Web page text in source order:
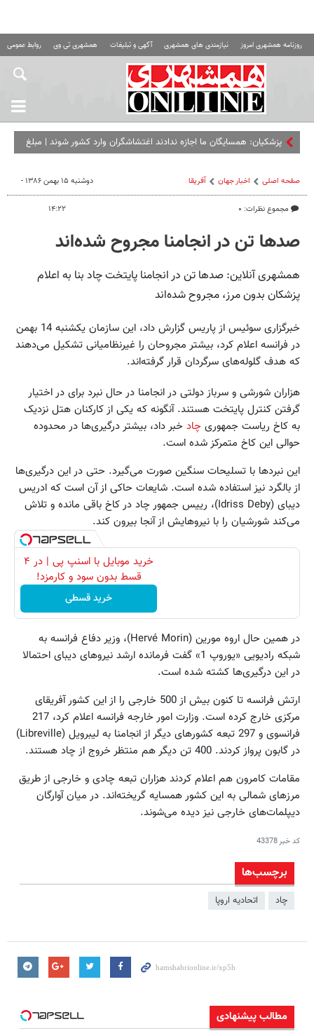
روزنامه همشهری امروز نیازمندی های همشهری آگهی و تبلیغات همشهری تی وی روابط عمومی
پزشکیان: همسایگان ما اجازه ندادند اغتشاشگران وارد کشور شوند | مبلغ
صفحه اصلی اخبار جهان آفریقا
مجموع نظرات: ۰
دوشنبه ۱۵ بهمن ۱۳۸۶ -
۱۴:۲۲
صدها تن در انجامنا مجروح شده‌اند
همشهری آنلاین: صدها تن در انجامنا پایتخت چاد بنا به اعلام
پزشکان بدون مرز، مجروح شده‌اند
خبرگزاری سوئیس از پاریس گزارش داد، این سازمان یکشنبه 14 بهمن
در فرانسه اعلام کرد، بیشتر مجروحان را غیرنظامیانی تشکیل می‌دهند
که هدف گلوله‌های سرگردان قرار گرفته‌اند.
هزاران شورشی و سرباز دولتی در انجامنا در حال نبرد برای در اختیار
گرفتن کنترل پایتخت هستند. آنگونه که یکی از کارکنان هتل نزدیک
به کاخ ریاست جمهوری چاد خبر داد، بیشتر درگیری‌ها در محدوده
حوالی این کاخ متمرکز شده است.
این نبردها با تسلیحات سنگین صورت می‌گیرد. حتی در این درگیری‌ها
از بالگرد نیز استفاده شده است. شایعات حاکی از آن است که ادریس
دیبای (Idriss Deby)، رییس جمهور چاد در کاخ باقی مانده و تلاش
می‌کند شورشیان را با نیروهایش از آنجا بیرون کند.
خرید موبایل با اسنپ پی | در ۴
قسط بدون سود و کارمزد!
خرید قسطی
در همین حال اروه مورین (Hervé Morin)، وزیر دفاع فرانسه به
شبکه رادیویی «یوروپ 1» گفت فرمانده ارشد نیروهای دیبای احتمالا
در این درگیری‌ها کشته شده است.
ارتش فرانسه تا کنون بیش از 500 خارجی را از این کشور آفریقای
مرکزی خارج کرده است. وزارت امور خارجه فرانسه اعلام کرد، 217
فرانسوی و 297 تبعه کشورهای دیگر از انجامنا به لیبرویل (Libreville)
در گابون پرواز کردند. 400 تن دیگر هم منتظر خروج از چاد هستند.
مقامات کامرون هم اعلام کردند هزاران تبعه چادی و خارجی از طریق
مرزهای شمالی به این کشور همسایه گریخته‌اند. در میان آوارگان
دیپلمات‌های خارجی نیز دیده می‌شوند.
کد خبر43378
برچسب‌ها
چاد اتحادیه اروپا
مطالب پیشنهادی